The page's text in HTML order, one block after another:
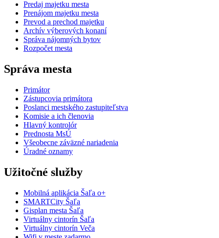
Predaj majetku mesta
Prenájom majetku mesta
Prevod a prechod majetku
Archív výberových konaní
Správa nájomných bytov
Rozpočet mesta
Správa mesta
Primátor
Zástupcovia primátora
Poslanci mestského zastupiteľstva
Komisie a ich členovia
Hlavný kontrolór
Prednosta MsÚ
Všeobecne záväzné nariadenia
Úradné oznamy
Užitočné služby
Mobilná aplikácia Šaľa o+
SMARTCity Šaľa
Gisplan mesta Šaľa
Virtuálny cintorín Šaľa
Virtuálny cintorín Veča